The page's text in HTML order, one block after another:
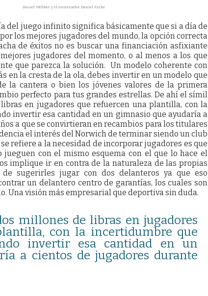
Daniel Webber y el entrenador Daniel Farke
del juego infinito significa básicamente que si a día de
los mejores jugadores del mundo, la opción correcta
de éxitos no es buscar una financiación asfixiante
jugadores del momento, o al menos a los que
que parezca la solución. Un modelo coherente con
en la cresta de la ola, debes invertir en un modelo que
la cantera o bien los jóvenes valores de la primera
perfecto para tus grandes estrellas. De ahí el símil
en jugadores que refuercen una plantilla, con la
invertir esa cantidad en un gimnasio que ayudaría a
a que se convirtieran en recambios para los titulares
el interés del Norwich de terminar siendo un club
refiere a la necesidad de incorporar jugadores es que
con el mismo esquema con el que lo hace el
implique ir en contra de la naturaleza de las propias
sugerirles jugar con dos delanteros ya que eso
un delantero centro de garantías, los cuales son
Una visión más empresarial que deportiva sin duda.
millones de libras en jugadores
con la incertidumbre que
invertir esa cantidad en un
a cientos de jugadores durante